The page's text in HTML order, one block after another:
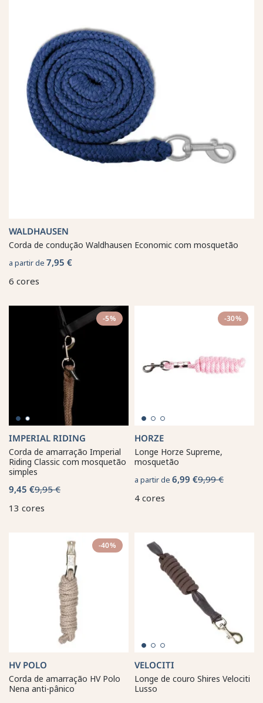
WALDHAUSEN
Corda de condução Waldhausen Economic com mosquetão
a partir de 7,95 €
6 cores
-5%
IMPERIAL RIDING
Corda de amarração Imperial
Riding Classic com mosquetão
simples
9,45 €9,95 €
13 cores
-30%
HORZE
Longe Horze Supreme,
mosquetão
a partir de 6,99 €9,99 €
4 cores
-40%
HV POLO
Corda de amarração HV Polo
Nena anti-pânico
VELOCITI
Longe de couro Shires Velociti
Lusso